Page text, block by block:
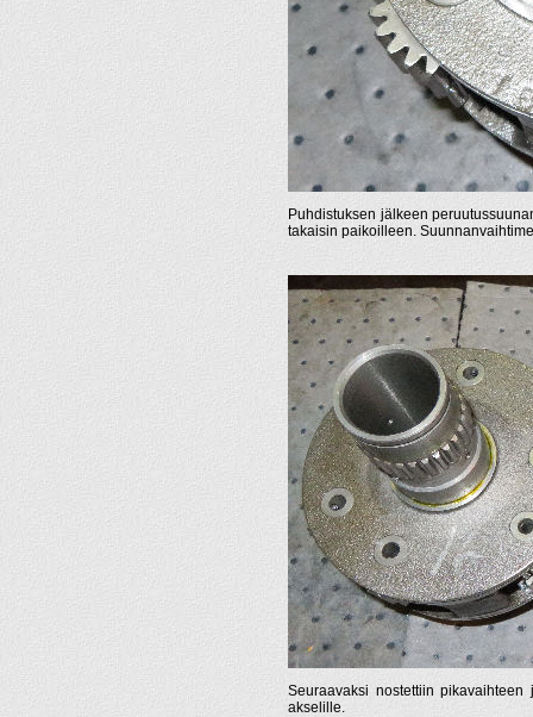
Puhdistuksen jälkeen
takaisin paikoilleen.
Seuraavaksi nostettiin
akselille.